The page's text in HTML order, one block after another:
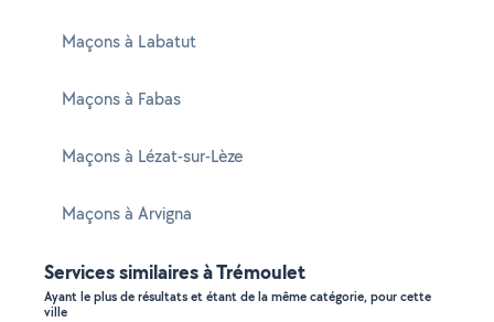
Maçons à Labatut
Maçons à Fabas
Maçons à Lézat-sur-Lèze
Maçons à Arvigna
Services similaires à Trémoulet
Ayant le plus de résultats et étant de la même catégorie, pour cette
ville